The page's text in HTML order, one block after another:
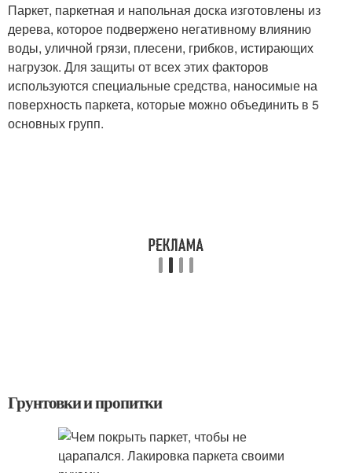
Паркет, паркетная и напольная доска изготовлены из
дерева, которое подвержено негативному влиянию
воды, уличной грязи, плесени, грибков, истирающих
нагрузок. Для защиты от всех этих факторов
используются специальные средства, наносимые на
поверхность паркета, которые можно объединить в 5
основных групп.
Грунтовки и пропитки